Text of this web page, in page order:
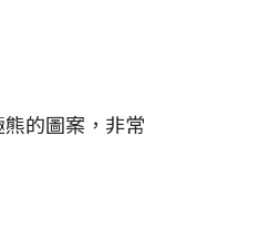
的圖案，非常